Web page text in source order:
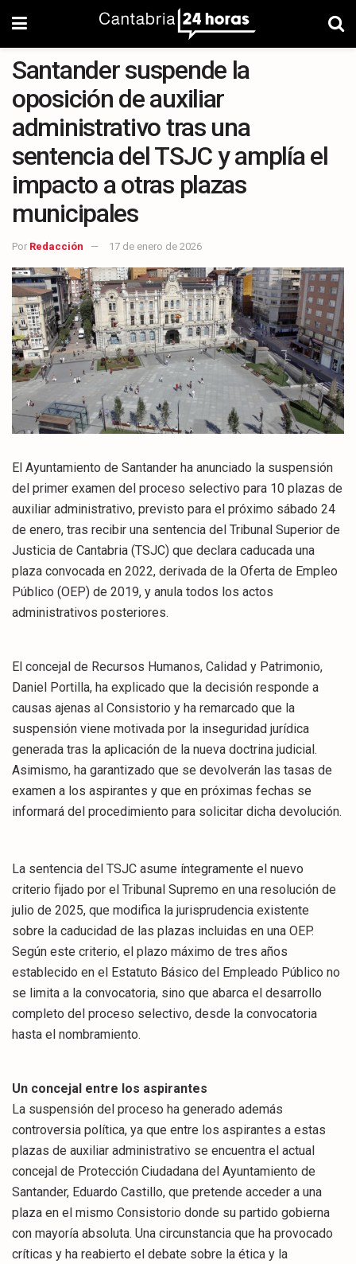
Santander suspende la
oposición de auxiliar
administrativo tras una
sentencia del TSJC y amplía el
impacto a otras plazas
municipales
Por Redacción 17 de enero de 2026
El Ayuntamiento de Santander ha anunciado la suspensión
del primer examen del proceso selectivo para 10 plazas de
auxiliar administrativo, previsto para el próximo sábado 24
de enero, tras recibir una sentencia del Tribunal Superior de
Justicia de Cantabria (TSJC) que declara caducada una
plaza convocada en 2022, derivada de la Oferta de Empleo
Público (OEP) de 2019, y anula todos los actos
administrativos posteriores.
El concejal de Recursos Humanos, Calidad y Patrimonio,
Daniel Portilla, ha explicado que la decisión responde a
causas ajenas al Consistorio y ha remarcado que la
suspensión viene motivada por la inseguridad jurídica
generada tras la aplicación de la nueva doctrina judicial.
Asimismo, ha garantizado que se devolverán las tasas de
examen a los aspirantes y que en próximas fechas se
informará del procedimiento para solicitar dicha devolución.
La sentencia del TSJC asume íntegramente el nuevo
criterio fijado por el Tribunal Supremo en una resolución de
julio de 2025, que modifica la jurisprudencia existente
sobre la caducidad de las plazas incluidas en una OEP.
Según este criterio, el plazo máximo de tres años
establecido en el Estatuto Básico del Empleado Público no
se limita a la convocatoria, sino que abarca el desarrollo
completo del proceso selectivo, desde la convocatoria
hasta el nombramiento.
Un concejal entre los aspirantes
La suspensión del proceso ha generado además
controversia política, ya que entre los aspirantes a estas
plazas de auxiliar administrativo se encuentra el actual
concejal de Protección Ciudadana del Ayuntamiento de
Santander, Eduardo Castillo, que pretende acceder a una
plaza en el mismo Consistorio donde su partido gobierna
con mayoría absoluta. Una circunstancia que ha provocado
críticas y ha reabierto el debate sobre la ética y la